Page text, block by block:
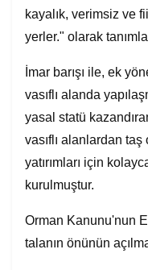
kayalık, verimsiz ve
yerler." olarak
İmar barışı ile, ek
vasıflı alanda
yasal statü
vasıflı alanlardan
yatırımları için
kurulmuştur.
Orman Kanunu'nun
talanın önünün